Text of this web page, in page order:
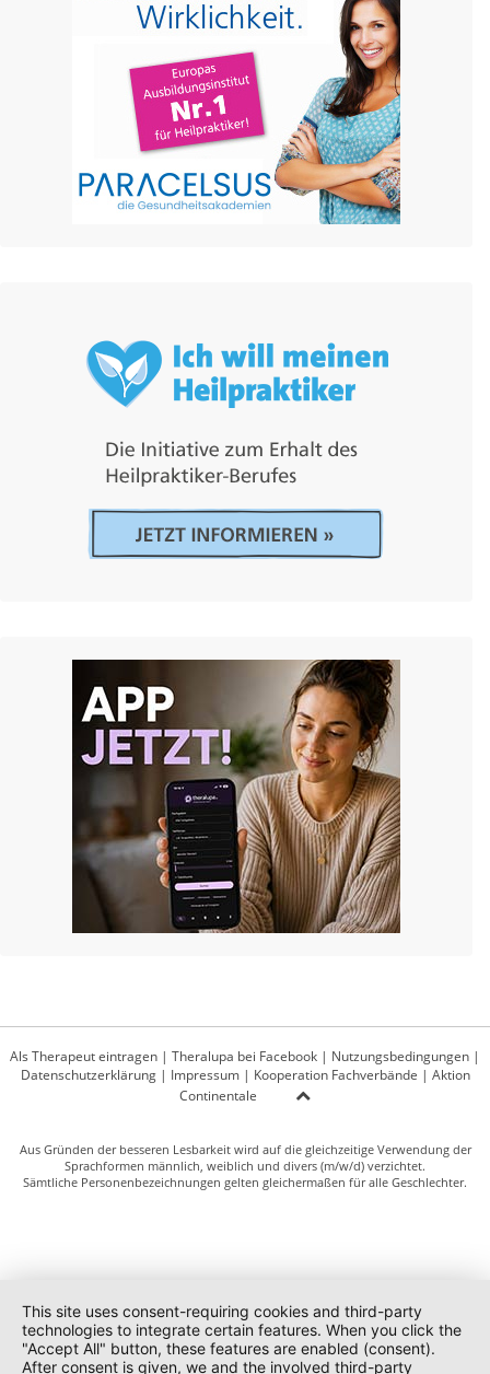
Als Therapeut eintragen | Theralupa bei Facebook | Nutzungsbedingungen |
Datenschutzerklärung| Impressum| Kooperation Fachverbände | Aktion
Continentale
Aus Gründen der besseren Lesbarkeit wird auf die gleichzeitige Verwendung der
Sprachformen männlich, weiblich und divers (m/w/d) verzichtet.
Sämtliche Personenbezeichnungen gelten gleichermaßen für alle Geschlechter.
This site uses consent-requiring cookies and third-party
technologies to integrate certain features. When you click the
"Accept All" button, these features are enabled (consent).
After consent is given, we and the involved third-party